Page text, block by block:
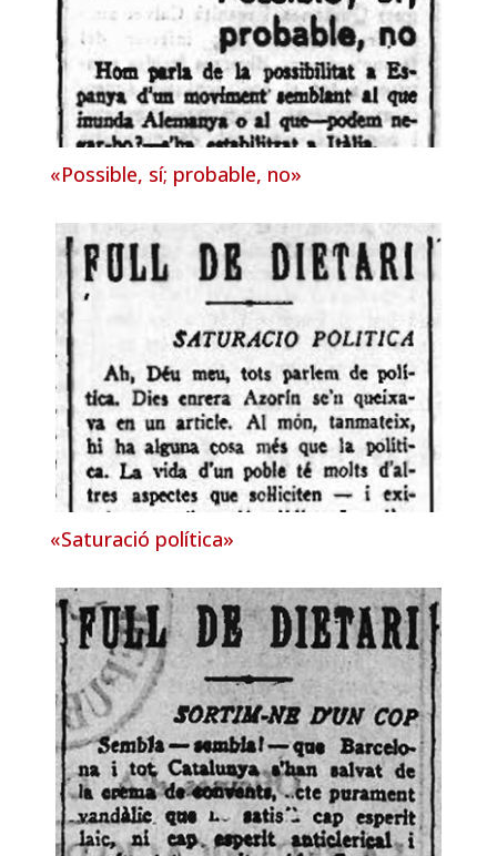
«Possible, sí; probable, no»
«Saturació política»